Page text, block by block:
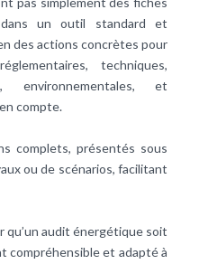
un outil standard et
des actions concrètes pour
techniques,
environnementales, et
compte.
complets, présentés sous
ou de scénarios, facilitant
qu’un audit énergétique soit
compréhensible et adapté à